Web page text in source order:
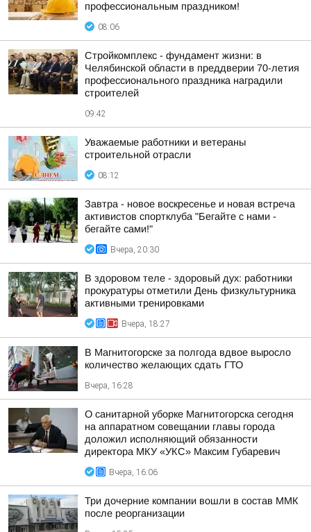
профессиональным праздником!
08:06
Стройкомплекс - фундамент жизни: в
Челябинской области в преддверии 70-летия
профессионального праздника наградили
строителей
09:42
Уважаемые работники и ветераны
строительной отрасли
08:12
Завтра - новое воскресенье и новая встреча
активистов спортклуба "Бегайте с нами -
бегайте сами!"
Вчера, 20:30
В здоровом теле - здоровый дух: работники
прокуратуры отметили День физкультурника
активными тренировками
Вчера, 18:27
В Магнитогорске за полгода вдвое выросло
количество желающих сдать ГТО
Вчера, 16:28
О санитарной уборке Магнитогорска сегодня
на аппаратном совещании главы города
доложил исполняющий обязанности
директора МКУ «УКС» Максим Губаревич
Вчера, 16:06
Три дочерние компании вошли в состав ММК
после реорганизации